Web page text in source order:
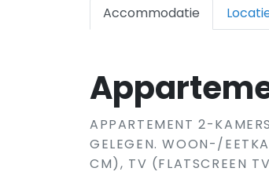
Accommodatie
APPARTEMENT 2-
GELEGEN. WOON-/
CM), TV (FLATSCREEN